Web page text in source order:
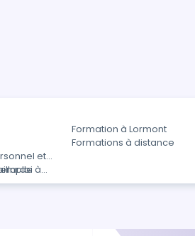
Formation à Lormont
Formations à distance
et
à